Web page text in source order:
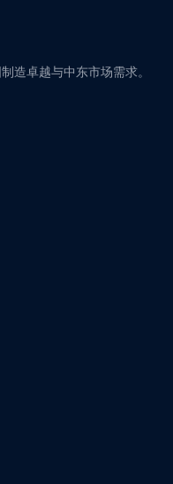
造卓越与中东市场需求。